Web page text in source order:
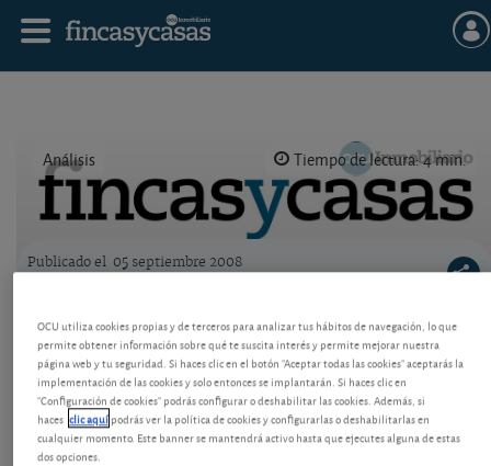
Análisis Tiempo de lectura: 4 min.
Logo OCU inmobiliario
Publicado el 05 septiembre 2008
Panorama inmobiliario, septiembre 2008
El goteo de malos datos da una idea de la crisis del
sector inmobiliario urbano. La cascada de
suspensiones de pagos no augura nada bueno. Los
precios deben caer aún más.
OCU utiliza cookies propias y de terceros para analizar tus hábitos de navegación, lo que
permite obtener información sobre qué te suscita interés y permite mejorar nuestra
página web y tu seguridad. Si haces clic en el botón "Aceptar todas las cookies" aceptarás la
implementación de las cookies y solo entonces se implantarán. Si haces clic en
"Configuración de cookies" podrás configurar o deshabilitar las cookies. Además, si
haces clic aquípodrás ver la política de cookies y configurarlas o deshabilitarlas en
cualquier momento. Este banner se mantendrá activo hasta que ejecutes alguna de estas
dos opciones.